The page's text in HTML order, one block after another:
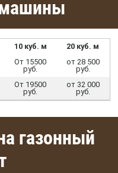
10 куб. м
20 куб. м
От 15500
руб.
от 28 500
руб.
От 19500
руб.
от 32 000
руб.
газонный